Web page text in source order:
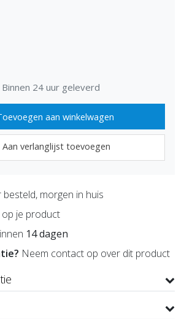
Binnen 24 uur geleverd
aan winkelwagen
Aan verlanglijst toevoegen
besteld, morgen in huis
je product
14 dagen
Neem contact op over dit product